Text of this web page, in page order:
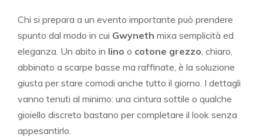
Chi si prepara a un evento importante può prendere
spunto dal modo in cui Gwyneth mixa semplicità ed
eleganza. Un abito in lino o cotone grezzo , chiaro,
abbinato a scarpe basse ma raffinate, è la soluzione
giusta per stare comodi anche tutto il giorno. I dettagli
vanno tenuti al minimo: una cintura sottile o qualche
gioiello discreto bastano per completare il look senza
appesantirlo.